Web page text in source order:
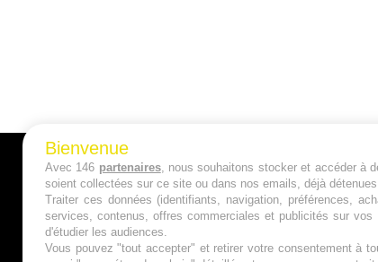
A PROPOS
Qui sommes nous ?
Mentions Légales
Bienvenue
Avec 146 partenaires, nous souhaitons stocker et accéder à
soient collectées sur ce site ou dans nos emails, déjà
Traiter ces données (identifiants, navigation, préférences,
services, contenus, offres commerciales et publicités sur
d'étudier les audiences.
Vous pouvez "tout accepter" et retirer votre consentement à